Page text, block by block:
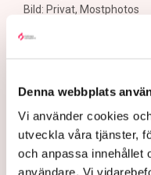
Denna webbplats
Vi använder cookies
utveckla våra tjänster,
och anpassa innehållet
användare. Vi
Bild: Privat, Mostphotos
Polisen
torvtäkten i
både
gripanden”,
polisinspektör i